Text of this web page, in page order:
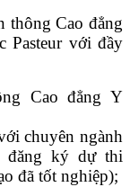
thông Cao đẳng
Pasteur với đầy
Cao đẳng Y
chuyên ngành
đăng ký dự thi
đã tốt nghiệp);